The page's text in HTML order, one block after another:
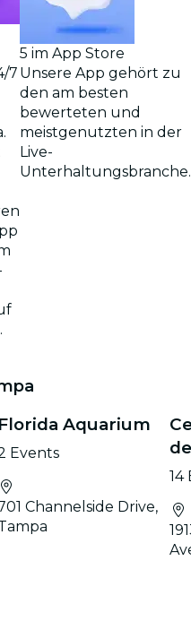
7
5 im App Store
Unsere App gehört zu
den am besten
bewerteten und
meistgenutzten in der
Live-
Unterhaltungsbranche.
Florida Aquarium
Events
Channelside Drive,
14